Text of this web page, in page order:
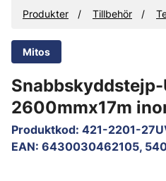
Produkter Tillbehör
Mitos
2600mmx17m
Produktkod: 421-2201-
EAN: 6430030462105,